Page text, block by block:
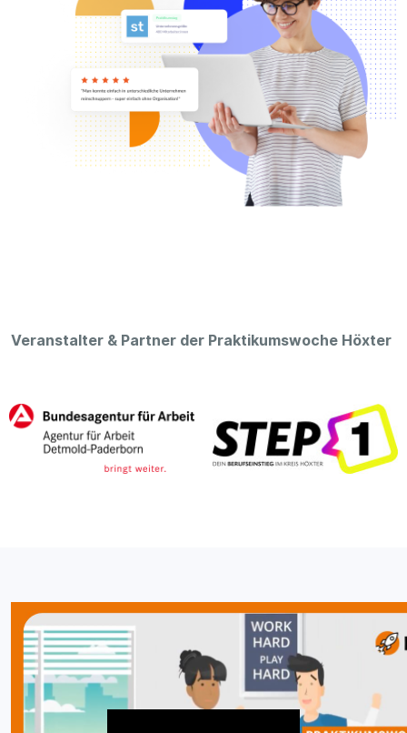
Veranstalter & Partner der Praktikumswoche Höxter